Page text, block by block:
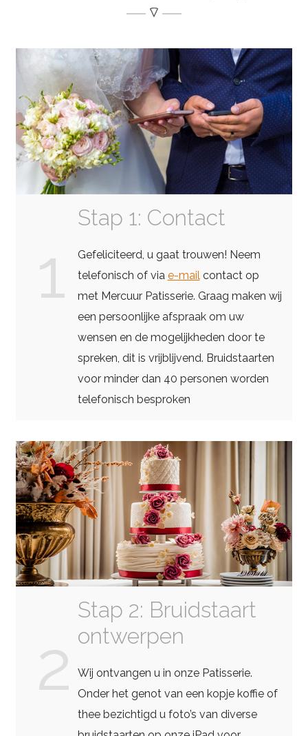
1
Stap 1: Contact
Gefeliciteerd, u gaat trouwen! Neem
telefonisch of via e-mail contact op
met Mercuur Patisserie. Graag maken wij
een persoonlijke afspraak om uw
wensen en de mogelijkheden door te
spreken, dit is vrijblijvend. Bruidstaarten
voor minder dan 40 personen worden
telefonisch besproken
2
Stap 2: Bruidstaart
ontwerpen
Wij ontvangen u in onze Patisserie.
Onder het genot van een kopje koffie of
thee bezichtigd u foto’s van diverse